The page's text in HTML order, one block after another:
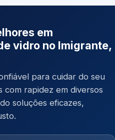
em
vidro no Imigrante,
para cuidar do seu
com rapidez em diversos
soluções eficazes,